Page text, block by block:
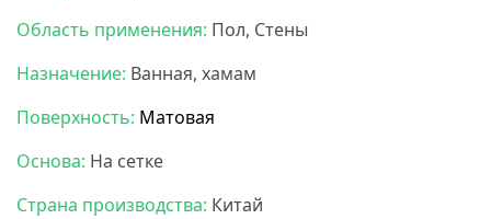
Область применения: Пол, Стены
Назначение: Ванная, хамам
Поверхность: Матовая
Основа: На сетке
Страна производства: Китай